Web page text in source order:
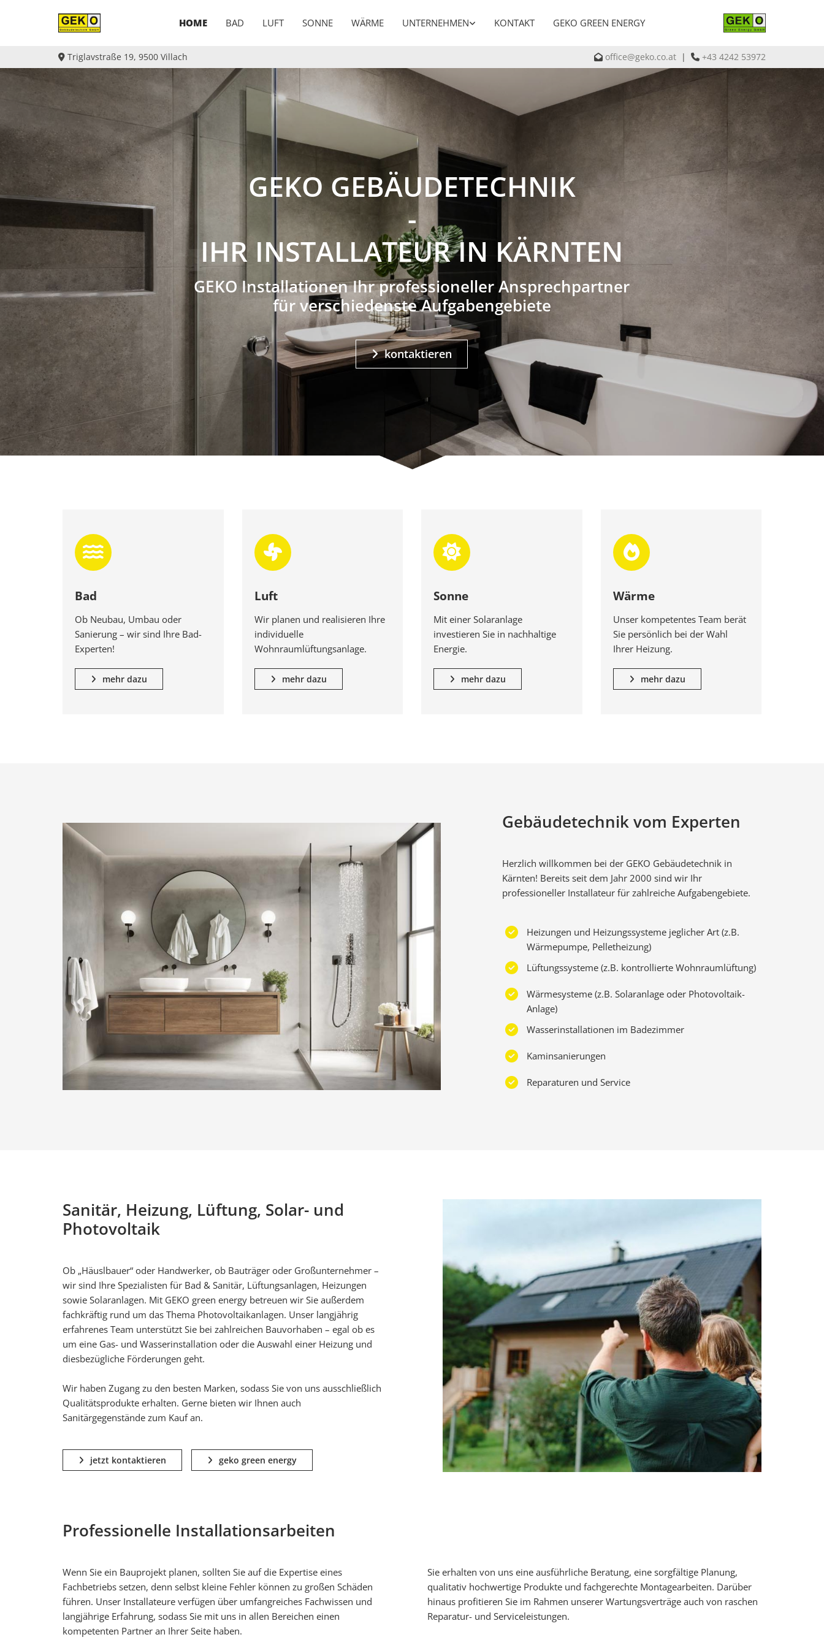
HOME BAD LUFT SONNE WÄRME UNTERNEHMEN KONTAKT GEKO GREEN ENERGY
 Triglavstraße 19, 9500 Villach  office@geko.co.at|  +43 4242 53972
GEKO GEBÄUDETECHNIK
-
IHR INSTALLATEUR IN KÄRNTEN
GEKO Installationen Ihr professioneller Ansprechpartner
für verschiedenste Aufgabengebiete
kontaktieren
Bad
Ob Neubau, Umbau oder
Sanierung – wir sind Ihre Bad-
Experten!
mehr dazu
Luft
Wir planen und realisieren Ihre
individuelle
Wohnraumlüftungsanlage.
mehr dazu
Sonne
Mit einer Solaranlage
investieren Sie in nachhaltige
Energie.
mehr dazu
Wärme
Unser kompetentes Team berät
Sie persönlich bei der Wahl
Ihrer Heizung.
mehr dazu
Gebäudetechnik vom Experten
Herzlich willkommen bei der GEKO Gebäudetechnik in
Kärnten! Bereits seit dem Jahr 2000 sind wir Ihr
professioneller Installateur für zahlreiche Aufgabengebiete.
Heizungen und Heizungssysteme jeglicher Art (z.B.
Wärmepumpe, Pelletheizung)
Lüftungssysteme (z.B. kontrollierte Wohnraumlüftung)
Wärmesysteme (z.B. Solaranlage oder Photovoltaik-
Anlage)
Wasserinstallationen im Badezimmer
Kaminsanierungen
Reparaturen und Service
Sanitär, Heizung, Lüftung, Solar- und
Photovoltaik
Ob „Häuslbauer“ oder Handwerker, ob Bauträger oder Großunternehmer –
wir sind Ihre Spezialisten für Bad & Sanitär, Lüftungsanlagen, Heizungen
sowie Solaranlagen. Mit GEKO green energy betreuen wir Sie außerdem
fachkräftig rund um das Thema Photovoltaikanlagen. Unser langjährig
erfahrenes Team unterstützt Sie bei zahlreichen Bauvorhaben – egal ob es
um eine Gas- und Wasserinstallation oder die Auswahl einer Heizung und
diesbezügliche Förderungen geht.
Wir haben Zugang zu den besten Marken, sodass Sie von uns ausschließlich
Qualitätsprodukte erhalten. Gerne bieten wir Ihnen auch
Sanitärgegenstände zum Kauf an.
jetzt kontaktieren geko green energy
Professionelle Installationsarbeiten
Wenn Sie ein Bauprojekt planen, sollten Sie auf die Expertise eines
Fachbetriebs setzen, denn selbst kleine Fehler können zu großen Schäden
führen. Unser Installateure verfügen über umfangreiches Fachwissen und
langjährige Erfahrung, sodass Sie mit uns in allen Bereichen einen
kompetenten Partner an Ihrer Seite haben.
Sie erhalten von uns eine ausführliche Beratung, eine sorgfältige Planung,
qualitativ hochwertige Produkte und fachgerechte Montagearbeiten. Darüber
hinaus profitieren Sie im Rahmen unserer Wartungsverträge auch von raschen
Reparatur- und Serviceleistungen.